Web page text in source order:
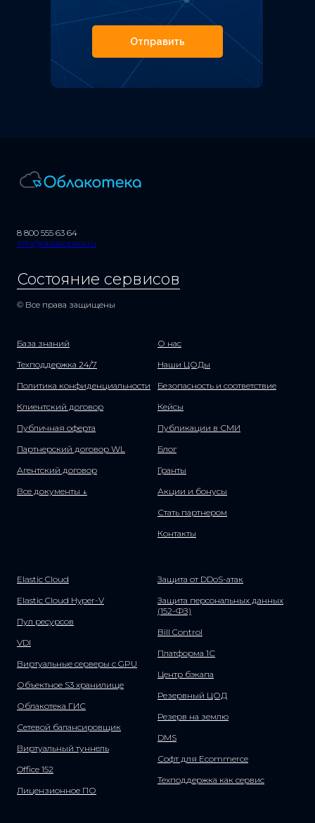
Отправить
8 800 555 63 64
info@oblakoteka.ru
Состояние сервисов
© Все права защищены
База знаний
Техподдержка 24/7
Политика конфиденциальности
Клиентский договор
Публичная оферта
Партнерский договор WL
Агентский договор
Все документы ↓
О нас
Наши ЦОДы
Безопасность и соответствие
Кейсы
Публикации в СМИ
Блог
Гранты
Акции и бонусы
Стать партнером
Контакты
Elastic Cloud
Elastic Cloud Hyper-V
Пул ресурсов
VDI
Виртуальные серверы с GPU
Объектное S3 хранилище
Облакотека ГИС
Сетевой балансировщик
Виртуальный туннель
Office 152
Лицензионное ПО
Защита от DDoS-атак
Защита персональных данных
(152-ФЗ)
Bill Control
Платформа 1С
Центр бэкапа
Резервный ЦОД
Резерв на землю
DMS
Софт для Ecommerce
Техподдержка как сервис